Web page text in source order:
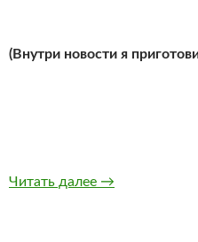
(Внутри новости я
Читать далее С новым
→